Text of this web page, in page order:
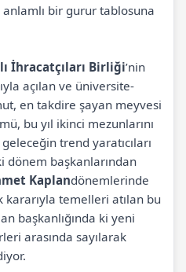
bir gurur tablosuna
İhracatçıları Birliği’nin
açılan ve üniversite-
en takdire şayan meyvesi
bu yıl ikinci mezunlarını
trend yaratıcıları
dönem başkanlarından
Kaplandönemlerinde
kararıyla temelleri atılan bu
başkanlığında ki yeni
arasında sayılarak